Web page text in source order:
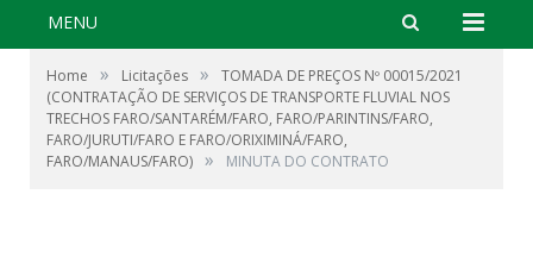
MENU
Home » Licitações »
TOMADA DE PREÇOS Nº 00015/2021
(CONTRATAÇÃO DE SERVIÇOS DE TRANSPORTE FLUVIAL NOS
TRECHOS FARO/SANTARÉM/FARO, FARO/PARINTINS/FARO,
FARO/JURUTI/FARO E FARO/ORIXIMINÁ/FARO,
FARO/MANAUS/FARO) » MINUTA DO CONTRATO